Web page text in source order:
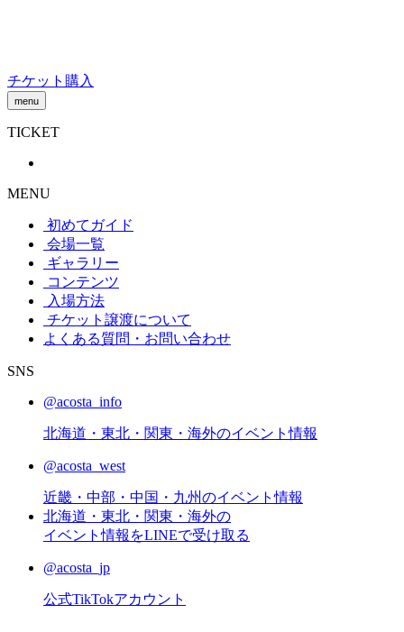
チケット購入
menu
TICKET
MENU
初めてガイド
会場一覧
ギャラリー
コンテンツ
入場方法
チケット譲渡について
よくある質問・お問い合わせ
SNS
@acosta_info
北海道・東北・関東・海外のイベント情報
@acosta_west
近畿・中部・中国・九州のイベント情報
北海道・東北・関東・海外の
イベント情報をLINEで受け取る
@acosta_jp
公式TikTokアカウント